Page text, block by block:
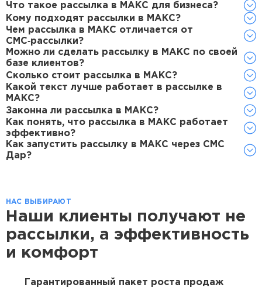
Что такое рассылка в МАКС для бизнеса?
Кому подходят рассылки в МАКС?
Чем рассылка в МАКС отличается от
СМС‑рассылки?
Можно ли сделать рассылку в МАКС по своей
базе клиентов?
Сколько стоит рассылка в МАКС?
Какой текст лучше работает в рассылке в
МАКС?
Законна ли рассылка в МАКС?
Как понять, что рассылка в МАКС работает
эффективно?
Как запустить рассылку в МАКС через СМС
Дар?
НАС ВЫБИРАЮТ
Наши клиенты получают не
рассылки, а эффективность
и комфорт
Гарантированный пакет роста продаж